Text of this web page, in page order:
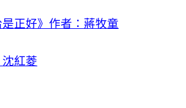
是正好》作者：蔣牧童
沈紅菱